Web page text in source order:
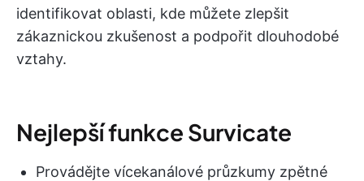
identifikovat oblasti, kde můžete zlepšit
zákaznickou zkušenost a podpořit dlouhodobé
vztahy.
Nejlepší funkce Survicate
Provádějte vícekanálové průzkumy zpětné